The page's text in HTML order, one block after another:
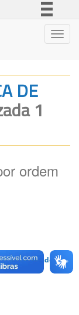
DE
1
ordem
reservados.